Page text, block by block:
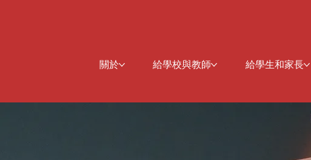
關於 給學校與教師 給學生和家長